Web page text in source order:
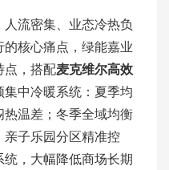
人流密集、业态冷热负
核心痛点，绿能嘉业
点，搭配麦克维尔高效
集中冷暖系统：夏季均
温差；冬季全域均衡
亲子乐园分区精准控
，大幅降低商场长期